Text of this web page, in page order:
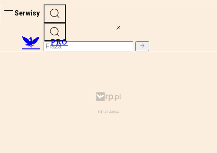
Serwisy
PRO